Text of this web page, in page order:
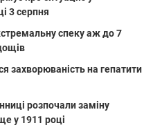
3 серпня
спеку аж до 7
захворюваність на гепатити
розпочали заміну
у 1911 році